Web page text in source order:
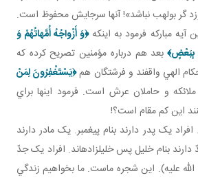
گر بولهب نباشد»! آنها سرجايش محفوظ است.
مبارکه فرمود به اينکه﴿وَ أَزْواجُهُ أُمَّهاتُهُمْ وَ
بِبَعْضٍ﴾ بعد هم درباره مؤمنين تصريح کرده که
الهي واقفند و فرشتگان هم﴿يَسْتَغْفِرُونَ لِمَنْ
ملائکه و حاملان عرش است. فرمود اينها براي
اين کم مقام است؟!
يک پدر دارند بنام پيغمبر. يک مادر دارند
بنام خليل پس خليل زاده اند. افراد يک جدّ
الله عليه). اين شجره ماست. ما بخواهيم زندگي